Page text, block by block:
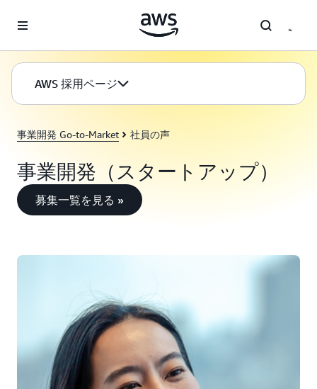
事業開発 Go-to-Market 社員の声
事業開発（スタートアップ）
募集一覧を見る »
AWS 採用ページ